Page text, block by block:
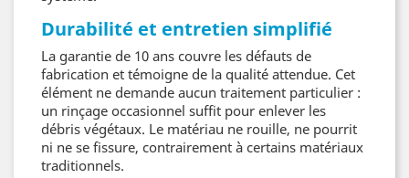
Durabilité et entretien simplifié
La garantie de 10 ans couvre les défauts de
fabrication et témoigne de la qualité attendue. Cet
élément ne demande aucun traitement particulier :
un rinçage occasionnel suffit pour enlever les
débris végétaux. Le matériau ne rouille, ne pourrit
ni ne se fissure, contrairement à certains matériaux
traditionnels.